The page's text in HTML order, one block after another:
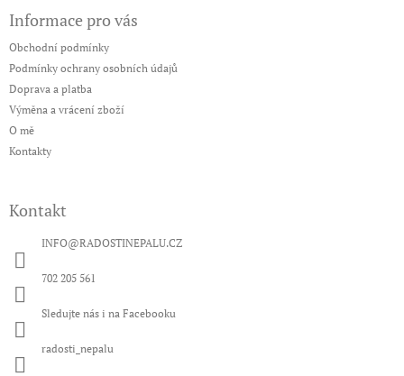
Informace pro vás
Obchodní podmínky
Podmínky ochrany osobních údajů
Doprava a platba
Výměna a vrácení zboží
O mě
Kontakty
Kontakt
INFO@RADOSTINEPALU.CZ
702 205 561
Sledujte nás i na Facebooku
radosti_nepalu